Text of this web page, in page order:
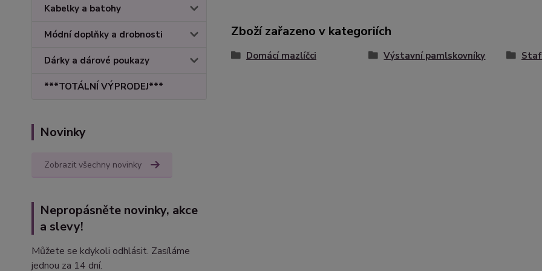
Kabelky a batohy
Módní doplňky a drobnosti
Dárky a dárové poukazy
***TOTÁLNÍ VÝPRODEJ***
Novinky
Zobrazit všechny novinky
Nepropásněte novinky, akce
a slevy!
Můžete se kdykoli odhlásit. Zasíláme
jednou za 14 dní.
Zboží zařazeno v kategoriích
Domácí mazlíčci Výstavní pamlskovníky